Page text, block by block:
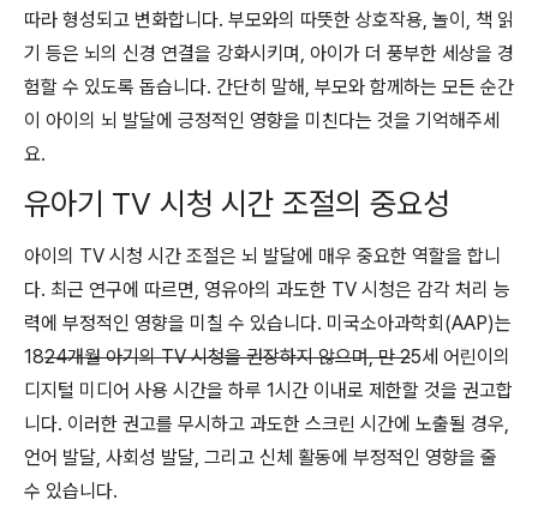
따라 형성되고 변화합니다. 부모와의 따뜻한 상호작용, 놀이, 책 읽
기 등은 뇌의 신경 연결을 강화시키며, 아이가 더 풍부한 세상을 경
험할 수 있도록 돕습니다. 간단히 말해, 부모와 함께하는 모든 순간
이 아이의 뇌 발달에 긍정적인 영향을 미친다는 것을 기억해주세
요.
유아기 TV 시청 시간 조절의 중요성
아이의 TV 시청 시간 조절은 뇌 발달에 매우 중요한 역할을 합니
다. 최근 연구에 따르면, 영유아의 과도한 TV 시청은 감각 처리 능
력에 부정적인 영향을 미칠 수 있습니다. 미국소아과학회(AAP)는
1824개월 아기의 TV 시청을 권장하지 않으며, 만 25세 어린이의
디지털 미디어 사용 시간을 하루 1시간 이내로 제한할 것을 권고합
니다. 이러한 권고를 무시하고 과도한 스크린 시간에 노출될 경우,
언어 발달, 사회성 발달, 그리고 신체 활동에 부정적인 영향을 줄
수 있습니다.